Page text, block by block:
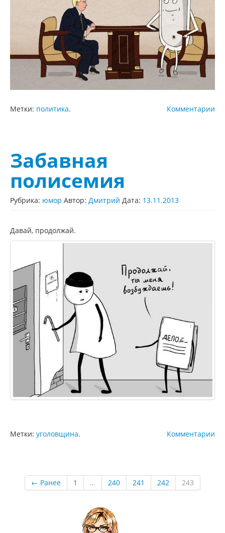
Комментарии
Метки: политика.
Забавная
полисемия
Рубрика: юмор Автор: Дмитрий Дата: 13.11.2013
Давай, продолжай.
Комментарии
Метки: уголовщина.
← Ранее 1 … 240 241 242 243